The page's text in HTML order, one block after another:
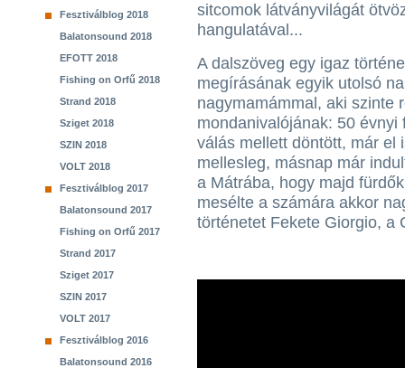
Fesztiválblog 2018
Balatonsound 2018
EFOTT 2018
Fishing on Orfű 2018
Strand 2018
Sziget 2018
SZIN 2018
VOLT 2018
Fesztiválblog 2017
Balatonsound 2017
Fishing on Orfű 2017
Strand 2017
Sziget 2017
SZIN 2017
VOLT 2017
Fesztiválblog 2016
Balatonsound 2016
sitcomok látványvilágát
hangulatával...
A dalszöveg egy igaz
megírásának egyik utolsó
nagymamámmal, aki szinte
mondanivalójának: 50
válás mellett döntött, már el
mellesleg, másnap már
a Mátrába, hogy majd
mesélte a számára akkor
történetet Fekete Giorgio, a